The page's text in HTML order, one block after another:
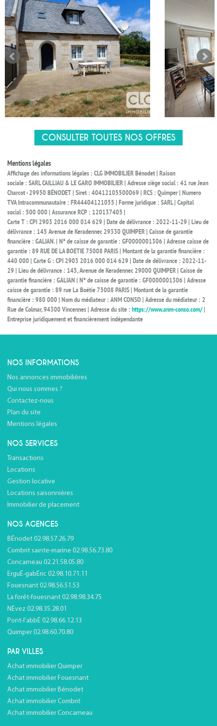
CONSULTER TOUTES NOS OFFRES
Mentions légales
Affichage des informations légales : CLG IMMOBILIER Bénodet | Raison
sociale : SARL CAILLIAU & LE GARO IMMOBILIER | Adresse siège social : 41 rue Jean
Charcot - 29950 BÉNODET | Siret : 40412105500069 | RCS : Quimper | Numero
TVA Intracommunautaire : FR44404121055 | Forme juridique : SARL | Capital
social : 500 000 | Assurance RCP : 120137405 |
Carte T : CPI 2903 2016 000 014 629 | Date de délivrance : 2022-11-29 | Lieu de
délivrance : 145 Avenue de Keradennec 29330 QUIMPER | Caisse de garantie
financière : GALIAN. | N° de caisse de garantie : GF0000001306 | Adresse caisse de
garantie : 89 RUE DE LA BOETIE 75008 PARIS | Montant de la garantie financière :
440 000 | Carte G : CPI 2903 2016 000 014 629 | Date de délivrance : 2022-11-
29 | Lieu de délivrance : 145, Avenue de Keradennec 29000 QUIMPER | Caisse de
garantie financière : GALIAN | N° de caisse de garantie : GF0000001306 | Adresse
caisse de garantie : 89 rue La Boétie 75008 PARIS | Montant de la garantie
financière : 980 000 | Nom du médiateur : ANM CONSO | Adresse du médiateur : 2
Rue de Colmar, 94300 Vincennes | Adresse du site : https://www.anm-conso.com/
Entreprise juridiquement et financièrement indépendante
NOS INFORMATIONS
Nos annonces immobilières
Qui nous sommes ?
Contactez-nous
Plan du site
Mentions légales
NOS SERVICES
Transactions
Locations
Gestion locative
Locations saisonnières
Immobilier de placement
NOS AGENCES
BÉnodet 02.98.57.26.79
Combrit sainte-marine 02.98.56.73.80
Concarneau 02.21.58.05.80
ErguÉ-gabÉric 02.98.10.71.11
Fouesnant 02.98.56.51.53
La forêt-fouesnant 02.98.98.34.75
NÉvez 02.98.35.28.01
Pont-l'abbÉ 02.98.66.12.13
Quimper 02.98.60.70.80
PAR VILLES
Achat immobilier Quimper
Achat immobilier Fouesnant
Achat immobilier Bénodet
Achat immobilier Combrit
Achat immobilier Concarneau